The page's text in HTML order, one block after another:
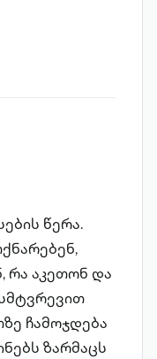
წერა.
რა აკეთონ და
ჩამოჯდება
ზარმაცს